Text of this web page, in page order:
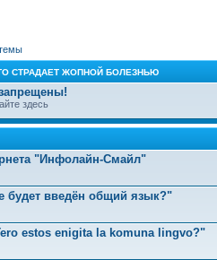
СТРАДАЕТ ЖОПНОЙ БОЛЕЗНЬЮ
здесь
"Инфолайн-Смайл"
будет введён общий язык?"
estos enigita la komuna lingvo?"